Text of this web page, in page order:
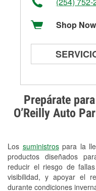
Prepárate
O’Reilly Auto
Los suministrospara la
productos diseñados
reducir el riesgo de
visibilidad, y apoyar el
durante condiciones
Shop Now
Prueba
Revisión
Reciclaje